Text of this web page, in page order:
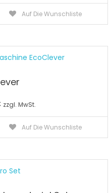
Auf Die Wunschliste
zzgl. MwSt.
Auf Die Wunschliste